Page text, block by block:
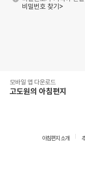
비밀번호 찾기>
모바일 앱 다운로드
고도원의 아침편지
아침편지 소개